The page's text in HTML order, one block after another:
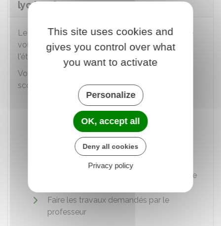
lycéen ?
Le règlement intérieurcomporte des règles que
vous devez respecter dans la classe, dans
l'établissement et à ses abords.
Vous devez notamment respecter les règles de
scolarité suivantes :
Respecter l'autorité des professeurs
Respecter les horaires des cours et des
activités
Se présenter avec son carnet de
correspondance et le matériel nécessaire
Faire les travaux demandés par le
professeur
This site uses cookies and
gives you control over what
you want to activate
Personalize
OK, accept all
Deny all cookies
Privacy policy